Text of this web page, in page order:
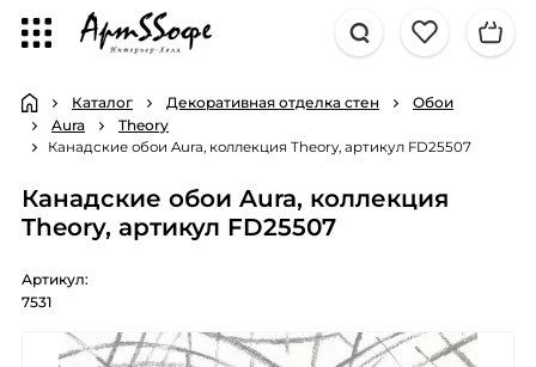
Каталог Декоративная отделка стен
Обои
Aura
Theory
Канадские обои Aura, коллекция Theory, артикул FD25507
Канадские обои Aura, коллекция
Theory, артикул FD25507
Артикул:
7531